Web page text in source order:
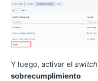
Y luego, activar elswitch
sobrecumplimiento